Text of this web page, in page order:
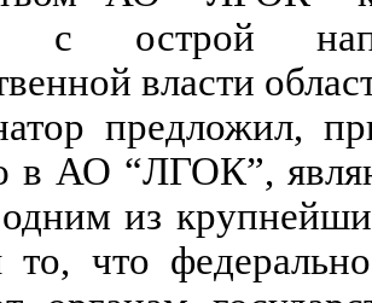
с острой
власти
предложил,
в АО “ЛГОК”,
из
то, что